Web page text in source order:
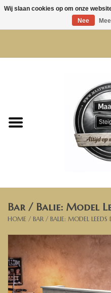
Horeca meubels
Bartafels
Banken, stoelen &
(Bar)krukken
Hoekbanken
Bar / Balie: Model
HOME / BAR / BALIE: MODEL LEEDS
Wij slaan cookies op om onze
Nee